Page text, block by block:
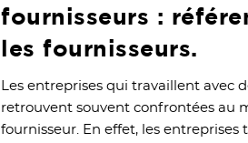
fournisseurs :
les fournisseurs.
Les entreprises qui travaillent avec
retrouvent souvent confrontées au
fournisseur. En effet, les